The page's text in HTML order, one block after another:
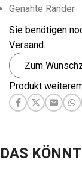
Genähte Ränder
Sie benötigen
Versand.
Zum
Produkt
DAS